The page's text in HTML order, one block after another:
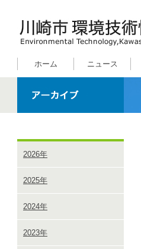
ホーム ニュース
2026年
2025年
2024年
2023年